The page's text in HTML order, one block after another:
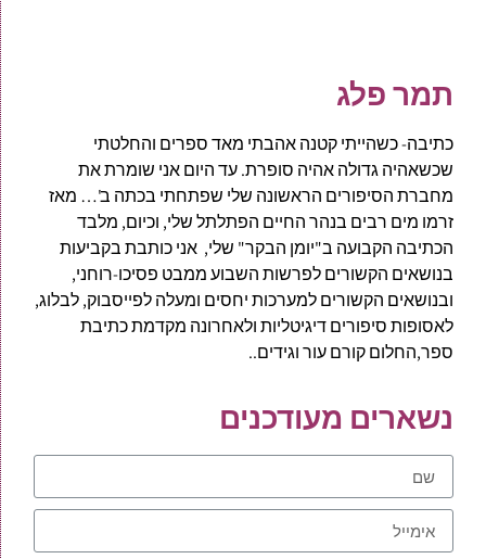
תמר פלג
כתיבה- כשהייתי קטנה אהבתי מאד ספרים והחלטתי
שכשאהיה גדולה אהיה סופרת. עד היום אני שומרת את
מחברת הסיפורים הראשונה שלי שפתחתי בכתה ב'… מאז
זרמו מים רבים בנהר החיים הפתלתל שלי, וכיום, מלבד
הכתיבה הקבועה ב"יומן הבקר" שלי, אני כותבת בקביעות
בנושאים הקשורים לפרשות השבוע ממבט פסיכו-רוחני,
ובנושאים הקשורים למערכות יחסים ומעלה לפייסבוק, לבלוג,
לאסופות סיפורים דיגיטליות ולאחרונה מקדמת כתיבת
ספר,החלום קורם עור וגידים..
נשארים מעודכנים